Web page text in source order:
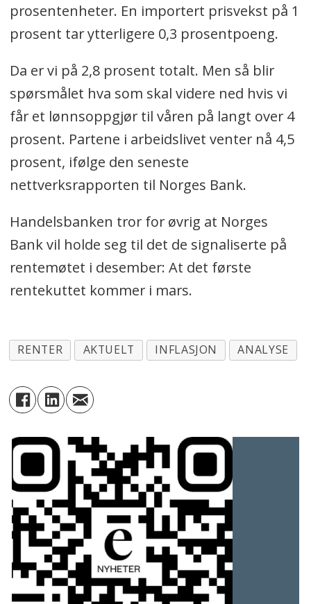
prosentenheter. En importert prisvekst på 1
prosent tar ytterligere 0,3 prosentpoeng.
Da er vi på 2,8 prosent totalt. Men så blir
spørsmålet hva som skal videre ned hvis vi
får et lønnsoppgjør til våren på langt over 4
prosent. Partene i arbeidslivet venter nå 4,5
prosent, ifølge den seneste
nettverksrapporten til Norges Bank.
Handelsbanken tror for øvrig at Norges
Bank vil holde seg til det de signaliserte på
rentemøtet i desember: At det første
rentekuttet kommer i mars.
RENTER AKTUELT INFLASJON ANALYSE